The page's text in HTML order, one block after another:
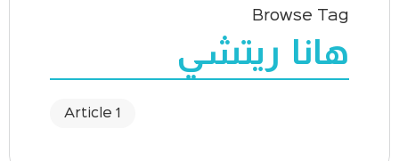
Browse Tag
هانا ريتشي
1 Article